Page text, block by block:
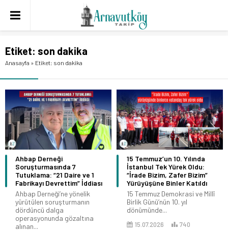
Etiket: son dakika
Anasayfa » Etiket: son dakika
Ahbap Derneği
Soruşturmasında 7
Tutuklama: “21 Daire ve 1
Fabrikayı Devrettim” İddiası
Ahbap Derneği’ne yönelik
yürütülen soruşturmanın
dördüncü dalga
operasyonunda gözaltına
alınan...
15 Temmuz’un 10. Yılında
İstanbul Tek Yürek Oldu:
“İrade Bizim, Zafer Bizim”
Yürüyüşüne Binler Katıldı
15 Temmuz Demokrasi ve Millî
Birlik Günü’nün 10. yıl
dönümünde...
15.07.2026 740